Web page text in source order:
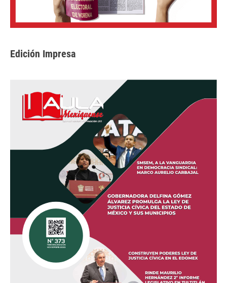
Edición Impresa